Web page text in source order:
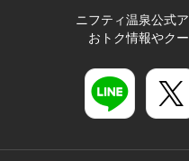
ニフティ温泉公式
おトク情報やク